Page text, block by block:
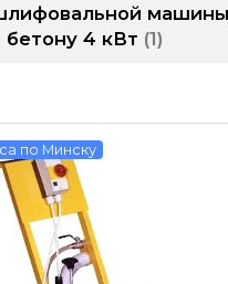
бетону 4 кВт 1
по Минску